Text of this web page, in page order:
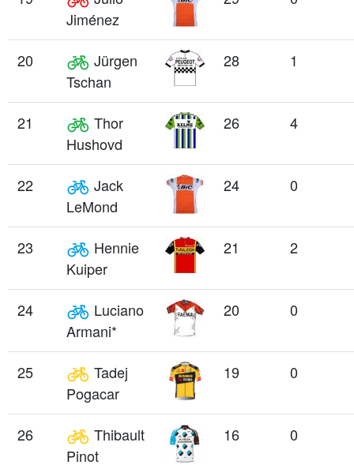
Jiménez
20
Jürgen
Tschan
28 1
21
Thor
Hushovd
26 4
22
Jack
LeMond
24 0
23
Hennie
Kuiper
21 2
24
Luciano
Armani*
20 0
25
Tadej
Pogacar
19 0
26
Thibault
Pinot
16 0